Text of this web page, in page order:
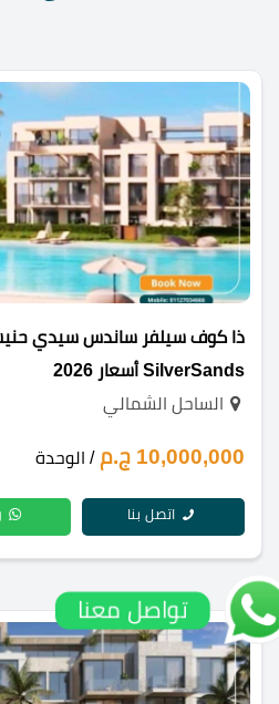
SilverSands أسعار 2026
الساحل الشمالي
10,000,000 ج.م / الوحدة
اتصل بنا
تواصل معنا